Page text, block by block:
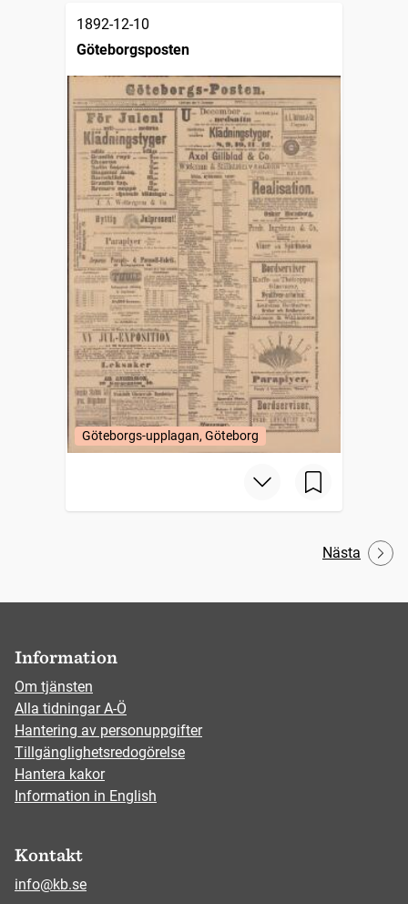
1892-12-10
Göteborgsposten
Göteborgs-upplagan, Göteborg
Nästa
Information
Om tjänsten
Alla tidningar A-Ö
Hantering av personuppgifter
Tillgänglighetsredogörelse
Hantera kakor
Information in English
Kontakt
info@kb.se